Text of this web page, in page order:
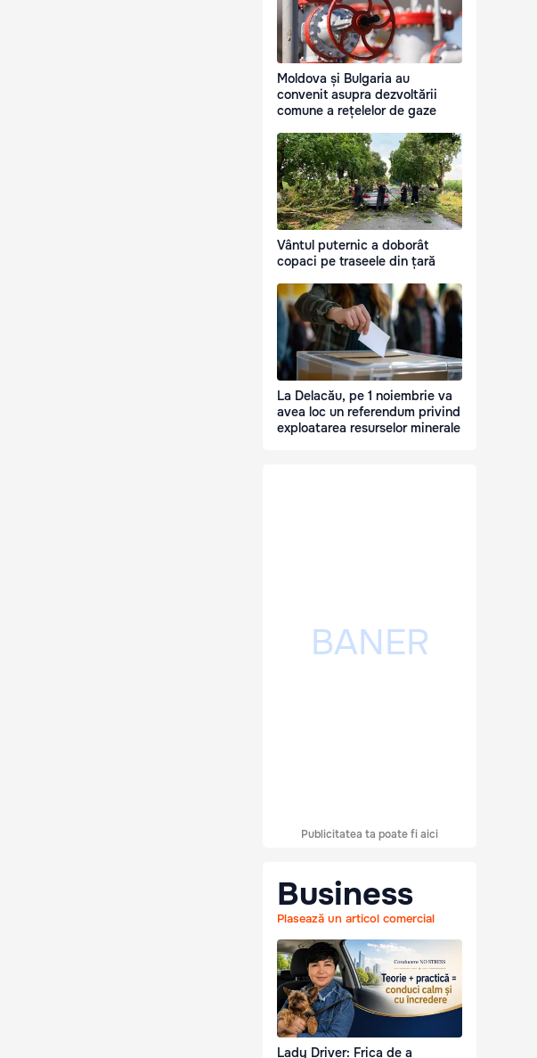
Moldova și Bulgaria au
convenit asupra dezvoltării
comune a rețelelor de gaze
Vântul puternic a doborât
copaci pe traseele din țară
La Delacău, pe 1 noiembrie va
avea loc un referendum privind
exploatarea resurselor minerale
Publicitatea ta poate fi aici
Business
Plasează un articol comercial
Lady Driver: Frica de a